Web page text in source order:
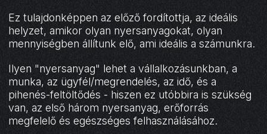
Ez tulajdonképpen az előző fordítottja, az ideális
helyzet, amikor olyan nyersanyagokat, olyan
mennyiségben állítunk elő, ami ideális a számunkra.
Ilyen "nyersanyag" lehet a vállalkozásunkban, a
munka, az ügyfél/megrendelés, az idő, és a
pihenés-feltöltődés - hiszen ez utóbbira is szükség
van, az első három nyersanyag, erőforrás
megfelelő és egészséges felhasználásához.